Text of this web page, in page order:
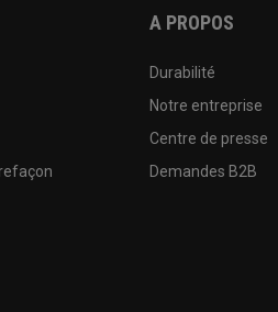
A PROPOS
Durabilité
Notre entreprise
Centre de presse
Demandes B2B